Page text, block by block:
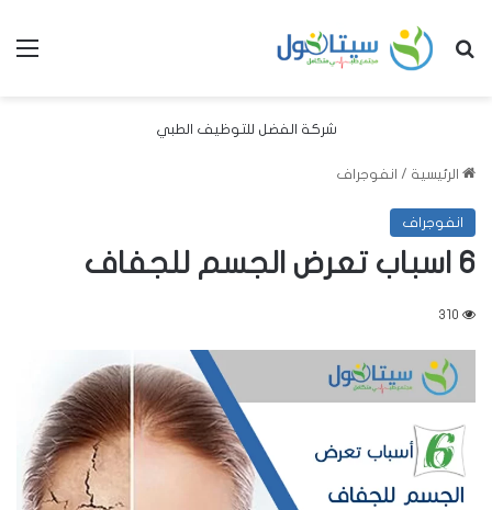
بحث عن
شركة الفضل للتوظيف الطبي
الرئيسية / انفوجراف
انفوجراف
6 اسباب تعرض الجسم للجفاف
310